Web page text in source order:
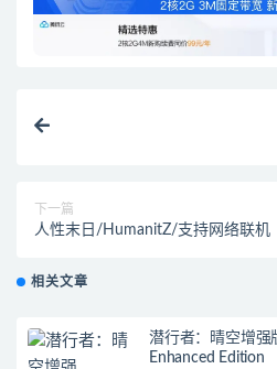
下一篇
人性末日/HumanitZ/支持网络联机
相关文章
潜行者：晴空增强
Enhanced Edition